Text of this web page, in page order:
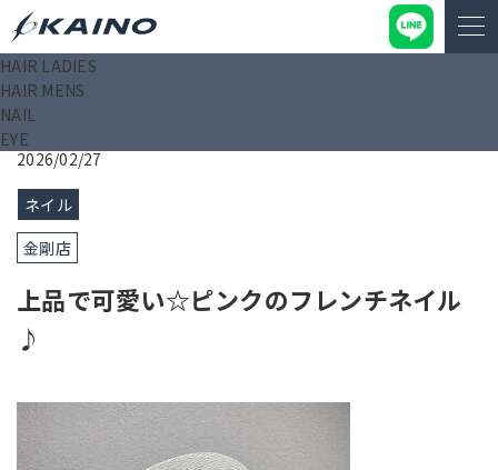
HAIR LADIES
HAIR MENS
NAIL
EYE
KAINO－カイノ－【公式サイト】
ンクのフレンチネイル♪
2026/02/27
ネイル
金剛店
上品で可愛い☆ピンクのフレンチネイル
♪